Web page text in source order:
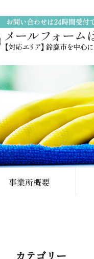
事業所概要
カテゴリー